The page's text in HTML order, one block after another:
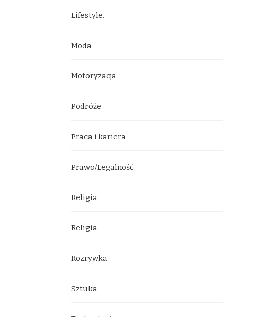
Lifestyle.
Moda
Motoryzacja
Podróże
Praca i kariera
Prawo/Legalność
Religia
Religia.
Rozrywka
Sztuka